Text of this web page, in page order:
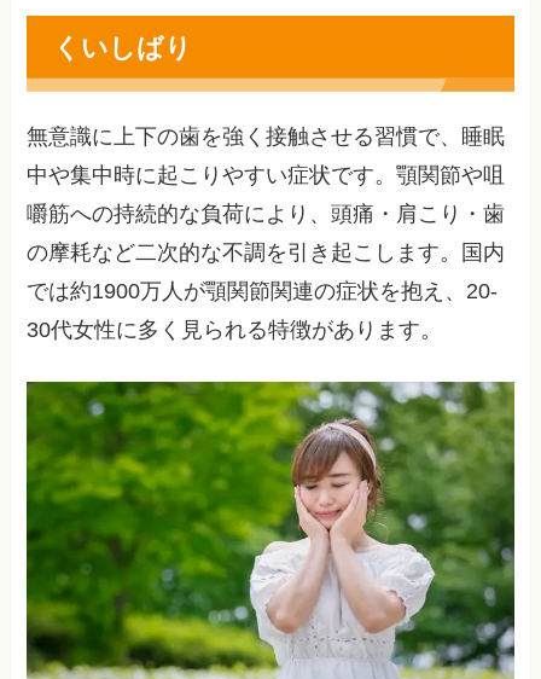
くいしばり
無意識に上下の歯を強く接触させる習慣で、睡眠
中や集中時に起こりやすい症状です。顎関節や咀
嚼筋への持続的な負荷により、頭痛・肩こり・歯
の摩耗など二次的な不調を引き起こします。国内
では約1900万人が顎関節関連の症状を抱え、20-
30代女性に多く見られる特徴があります。